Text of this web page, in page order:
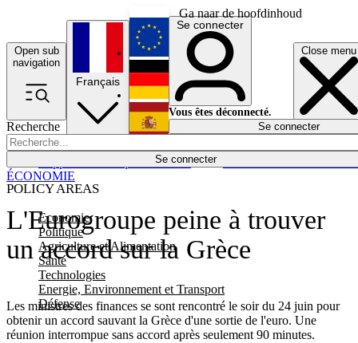
Ga naar de hoofdinhoud
Open sub
navigation
Close menu
Recherche
Se connecter
POLICY AREAS
Economie
Politique
Agriculture et Alimentation
Santé
Technologies
Energie, Environnement et Transport
Défense
Économie
Français
English
Deutsch
Español
Se connecter
Vous êtes déconnecté.
Se connecter
L'Eurogroupe peine à trouver
un accord sur la Grèce
Les ministres des finances se sont rencontré le soir du 24 juin pour
obtenir un accord sauvant la Grèce d'une sortie de l'euro. Une
réunion interrompue sans accord après seulement 90 minutes.
ÉCONOMIE